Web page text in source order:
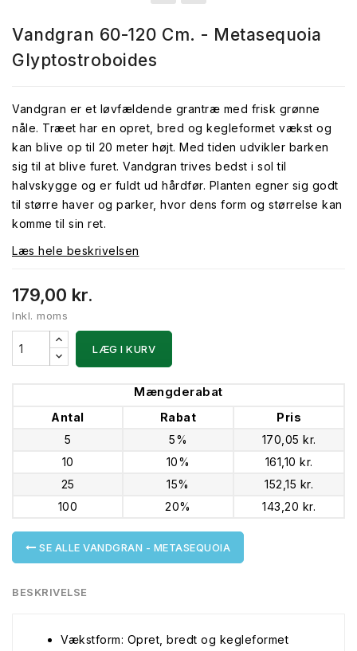
Vandgran 60-120 Cm. - Metasequoia
Glyptostroboides
Vandgran er et løvfældende grantræ med frisk grønne
nåle. Træet har en opret, bred og kegleformet vækst og
kan blive op til 20 meter højt. Med tiden udvikler barken
sig til at blive furet. Vandgran trives bedst i sol til
halvskygge og er fuldt ud hårdfør. Planten egner sig godt
til større haver og parker, hvor dens form og størrelse kan
komme til sin ret.
Læs hele beskrivelsen
179,00 kr.
Inkl. moms
LÆG I KURV
Mængderabat
Antal Rabat
Pris
5
5%
170,05 kr.
10
10%
161,10 kr.
25
15%
152,15 kr.
100
20% 143,20 kr.
SE ALLE VANDGRAN - METASEQUOIA
BESKRIVELSE
Vækstform: Opret, bredt og kegleformet